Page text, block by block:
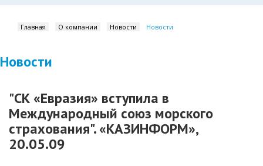
Главная О компании Новости Новости
Новости
"СК «Евразия» вступила в
Международный союз морского
страхования". «КАЗИНФОРМ»,
20.05.09